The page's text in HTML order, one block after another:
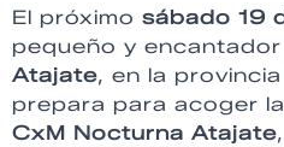
El próximo sábado 19
pequeño y
Atajate, en la
prepara para acoger la
CxM Nocturna Atajate